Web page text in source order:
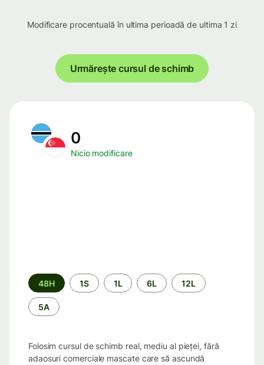
Modificare procentuală în ultima perioadă de ultima 1 zi
Urmărește cursul de schimb
0
Nicio modificare
Perioada
48H 1S 1L 6L 12L
5A
Folosim cursul de schimb real, mediu al pieței, fără
adaosuri comerciale mascate care să ascundă